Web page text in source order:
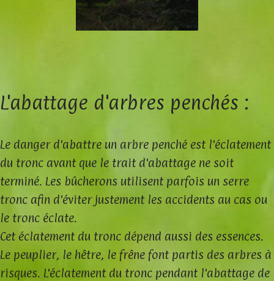
L'abattage d'arbres penchés :
Le danger d'abattre un arbre penché est l'éclatement
du tronc avant que le trait d'abattage ne soit
terminé. Les bûcherons utilisent parfois un serre
tronc afin d'éviter justement les accidents au cas ou
le tronc éclate.
Cet éclatement du tronc dépend aussi des essences.
Le peuplier, le hêtre, le frêne font partis des arbres à
risques. L'éclatement du tronc pendant l'abattage de